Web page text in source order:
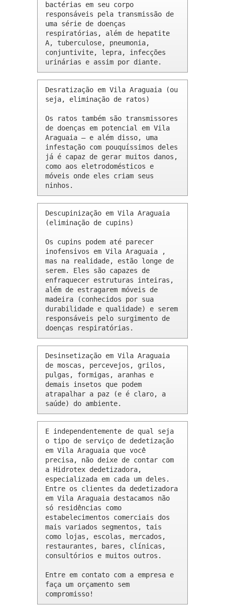
bactérias em seu corpo
responsáveis pela transmissão de
uma série de doenças
respiratórias, além de hepatite
A, tuberculose, pneumonia,
conjuntivite, lepra, infecções
urinárias e assim por diante.
Desratização em Vila Araguaia (ou
seja, eliminação de ratos)
Os ratos também são transmissores
de doenças em potencial em Vila
Araguaia – e além disso, uma
infestação com pouquíssimos deles
já é capaz de gerar muitos danos,
como aos eletrodomésticos e
móveis onde eles criam seus
ninhos.
Descupinização em Vila Araguaia
(eliminação de cupins)
Os cupins podem até parecer
inofensivos em Vila Araguaia ,
mas na realidade, estão longe de
serem. Eles são capazes de
enfraquecer estruturas inteiras,
além de estragarem móveis de
madeira (conhecidos por sua
durabilidade e qualidade) e serem
responsáveis pelo surgimento de
doenças respiratórias.
Desinsetização em Vila Araguaia
de moscas, percevejos, grilos,
pulgas, formigas, aranhas e
demais insetos que podem
atrapalhar a paz (e é claro, a
saúde) do ambiente.
E independentemente de qual seja
o tipo de serviço de dedetização
em Vila Araguaia que você
precisa, não deixe de contar com
a Hidrotex dedetizadora,
especializada em cada um deles.
Entre os clientes da dedetizadora
em Vila Araguaia destacamos não
só residências como
estabelecimentos comerciais dos
mais variados segmentos, tais
como lojas, escolas, mercados,
restaurantes, bares, clínicas,
consultórios e muitos outros.
Entre em contato com a empresa e
faça um orçamento sem
compromisso!